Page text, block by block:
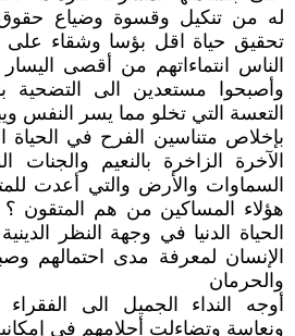
له من تنكيل وقسوة وضياع
تحقيق حياة اقل بؤسا وشقاء
الناس انتماءاتهم من أقصى
وأصبحوا مستعدين الى التضحية
التعسة التي تخلو مما يسر النفس
بإخلاص متناسين الفرح في الحياة
الآخرة الزاخرة بالنعيم
السماوات والأرض والتي أعدت
هؤلاء المساكين من هم المتقون
الحياة الدنيا في وجهة النظر
الإنسان لمعرفة مدى احتمالهم
والحرمان
أوجه النداء الجميل الى الفقراء
ونعاسة وتضاءلت أحلامهم في